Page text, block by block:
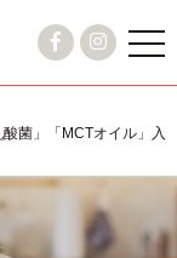
菌」「MCTオイル」入